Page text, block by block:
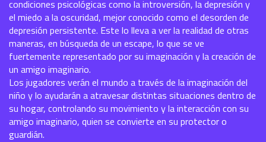
condiciones psicológicas como la introversión, la depresión y
el miedo a la oscuridad, mejor conocido como el desorden de
depresión persistente. Este lo lleva a ver la realidad de otras
maneras, en búsqueda de un escape, lo que se ve
fuertemente representado por su imaginación y la creación de
un amigo imaginario.
Los jugadores verán el mundo a través de la imaginación del
niño y lo ayudarán a atravesar distintas situaciones dentro de
su hogar, controlando su movimiento y la interacción con su
amigo imaginario, quien se convierte en su protector o
guardián.